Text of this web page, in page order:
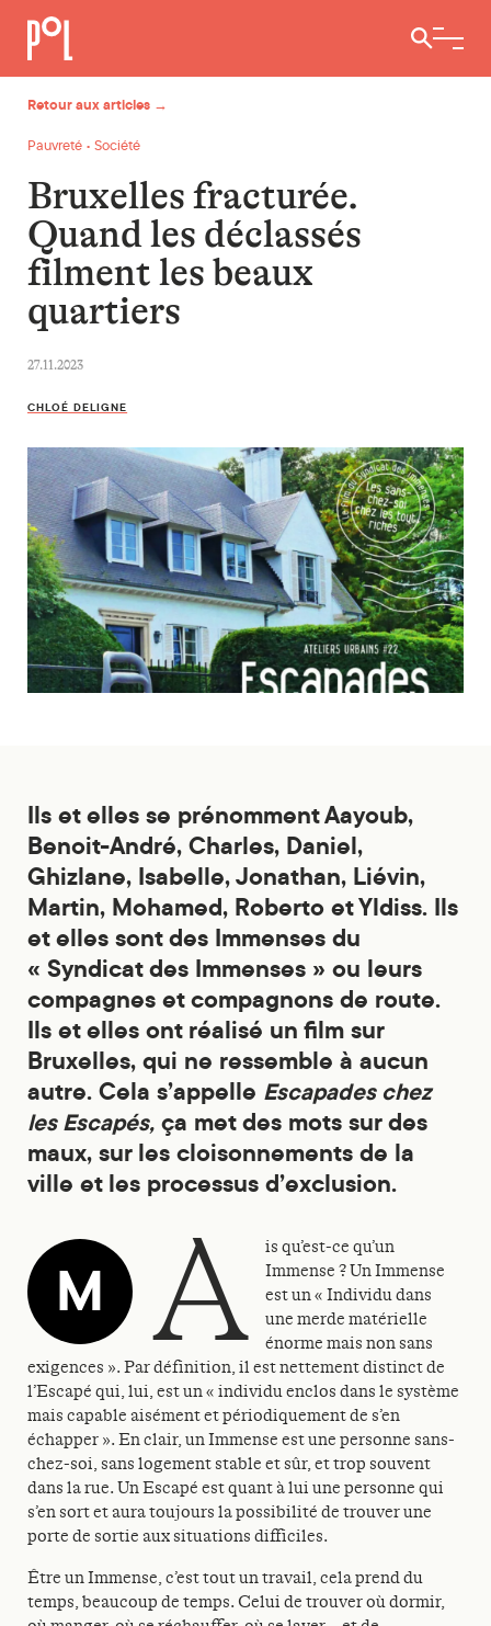
Ouvrir /
Retour aux articles →
Pauvreté • Société
Bruxelles fracturée.
Quand les déclassés
filment les beaux
quartiers
27.11.2023
CHLOÉ DELIGNE
Ils et elles se prénomment Aayoub,
Benoit-André, Charles, Daniel,
Ghizlane, Isabelle, Jonathan, Liévin,
Martin, Mohamed, Roberto et Yldiss. Ils
et elles sont des Immenses du
« Syndicat des Immenses » ou leurs
compagnes et compagnons de route.
Ils et elles ont réalisé un film sur
Bruxelles, qui ne ressemble à aucun
autre. Cela s’appelle Escapades chez
les Escapés,ça met des mots sur des
maux, sur les cloisonnements de la
ville et les processus d’exclusion.
M a
is qu’est-ce qu’un
Immense ? Un Immense
est un « Individu dans
une merde matérielle
énorme mais non sans
exigences ». Par définition, il est nettement distinct de
l’Escapé qui, lui, est un « individu enclos dans le système
mais capable aisément et périodiquement de s’en
échapper ». En clair, un Immense est une personne sans-
chez-soi, sans logement stable et sûr, et trop souvent
dans la rue. Un Escapé est quant à lui une personne qui
s’en sort et aura toujours la possibilité de trouver une
porte de sortie aux situations difficiles.
Être un Immense, c’est tout un travail, cela prend du
temps, beaucoup de temps. Celui de trouver où dormir,